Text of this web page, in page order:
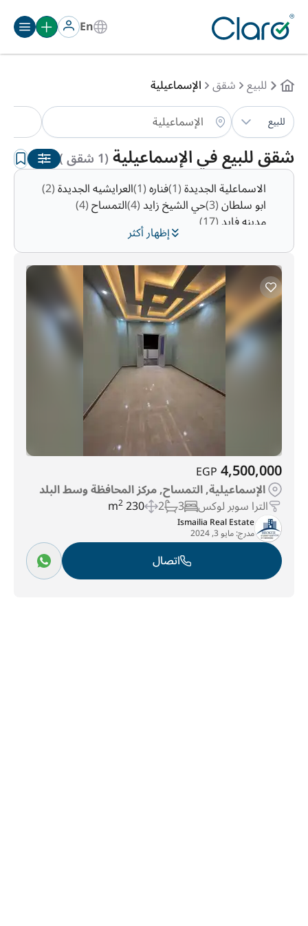
En
للبيع شقق الإسماعيلية
للبيع
شقق للبيع في الإسماعيلية(1 شقق )
الترتيب:تلقائي
إظهار أكثر
الاسماعلية الجديدة(1) فناره(1) العرايشيه الجديدة(2)
ابو سلطان(3) حي الشيخ زايد(4) التمساح(4)
مدينه فايد(17)
4,500,000
EGP
الإسماعيلية, التمساح, مركز المحافظة وسط البلد
الترا سوبر لوكس 3
2
230 m
2
Ismailia Real Estate
مدرج:مايو 3, 2024
اتصال